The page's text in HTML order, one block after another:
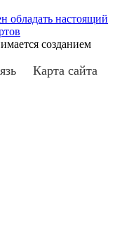
обладать настоящий
созданием
Карта сайта